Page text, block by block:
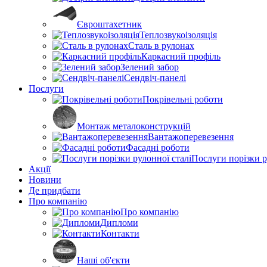
Євроштахетник
Теплозвукоізоляція
Сталь в рулонах
Каркасний профіль
Зелений забор
Сендвіч-панелі
Послуги
Покрівельні роботи
Монтаж металоконструкцій
Вантажоперевезення
Фасадні роботи
Послуги порізки
Акції
Новини
Де придбати
Про компанію
Про компанію
Дипломи
Контакти
Наші об'єкти